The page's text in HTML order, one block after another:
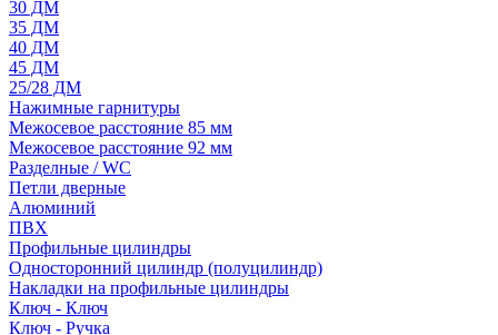
30 ДМ
35 ДМ
40 ДМ
45 ДМ
25/28 ДМ
Нажимные гарнитуры
Межосевое расстояние 85 мм
Межосевое расстояние 92 мм
Разделные / WC
Петли дверные
Алюминий
ПВХ
Профильные цилиндры
Односторонний цилиндр (полуцилиндр)
Накладки на профильные цилиндры
Ключ - Ключ
Ключ - Ручка